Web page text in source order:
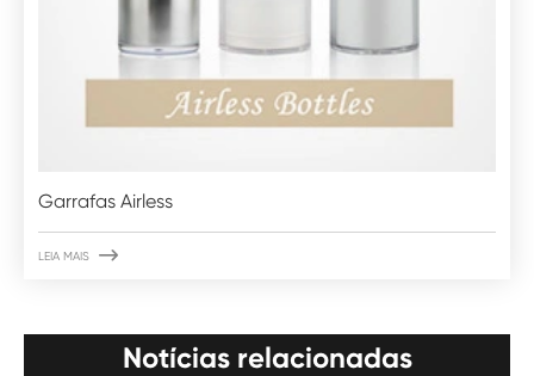
Garrafas Airless
LEIA MAIS 
Notícias relacionadas